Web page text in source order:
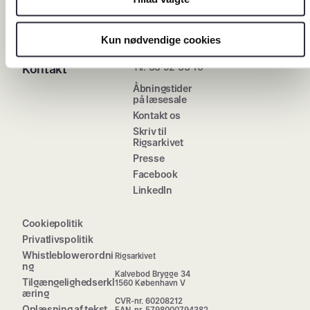
Kun nødvendige cookies
Job i Rigsarkivet
Kontakt
Tlf. 33 92 33 10
Åbningstider
på læsesale
Kontakt os
Skriv til
Rigsarkivet
Presse
Facebook
LinkedIn
Cookiepolitik
Privatlivspolitik
Whistleblowerordni
ng
Tilgængelighedserkl
æring
Rigsarkivet
Kalvebod Brygge 34
1560 København V
CVR-nr. 60208212